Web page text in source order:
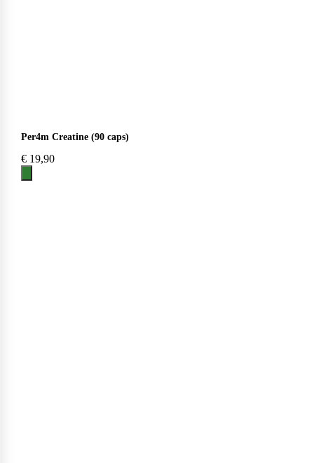
Per4m Creatine (90 caps)
€19,90